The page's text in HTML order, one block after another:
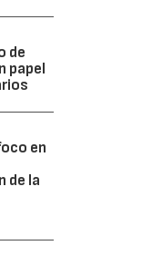
de
papel
en
de la